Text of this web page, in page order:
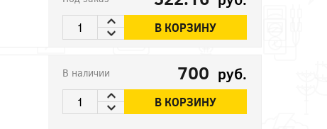
В КОРЗИНУ
В наличии 700 руб.
В КОРЗИНУ